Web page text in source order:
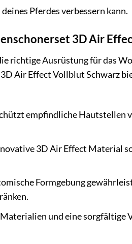
Pferdes verbessern kann.
3D Air
richtige Ausrüstung für das
Air Effect Vollblut Schwarz
empfindliche Hautstellen
3D Air Effect Material
Formgebung
und eine sorgfältige